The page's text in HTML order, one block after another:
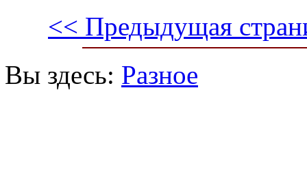
<< Предыдущая
Вы здесь: Разное